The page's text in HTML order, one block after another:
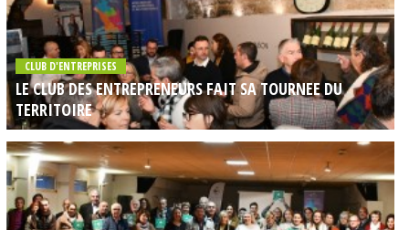
CLUB D'ENTREPRISES
LE CLUB DES ENTREPRENEURS FAIT SA TOURNEE DU
TERRITOIRE